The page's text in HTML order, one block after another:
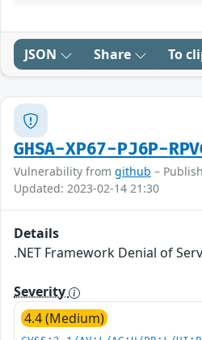
JSON Share To
GHSA-XP67-PJ6P-
Vulnerability from github –
Updated: 2023-02-14 21:30
Details
.NET Framework Denial of
Severity
4.4 (Medium)